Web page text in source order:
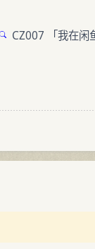
CZ007 「我在闲